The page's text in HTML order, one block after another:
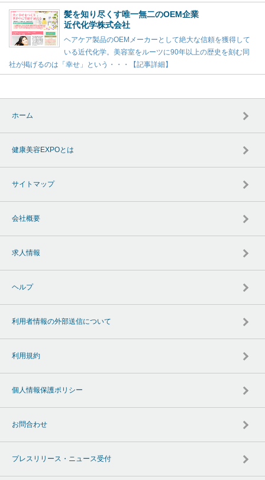
髪を知り尽くす唯一無二のOEM企業
近代化学株式会社
ヘアケア製品のOEMメーカーとして絶大な信頼を獲得して
いる近代化学。美容室をルーツに90年以上の歴史を刻む同
社が掲げるのは「幸せ」という・・・【記事詳細】
ホーム
健康美容EXPOとは
サイトマップ
会社概要
求人情報
ヘルプ
利用者情報の外部送信について
利用規約
個人情報保護ポリシー
お問合わせ
プレスリリース・ニュース受付